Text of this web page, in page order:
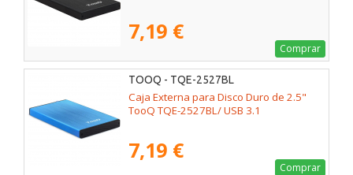
7,19 €
Comprar
TOOQ - TQE-2527BL
Caja Externa para Disco Duro de 2.5"
TooQ TQE-2527BL/ USB 3.1
7,19 €
Comprar